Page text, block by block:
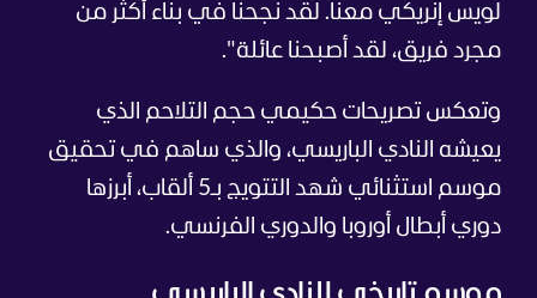
لويس إنريكي معنا. لقد نجحنا في بناء أكثر من
مجرد فريق، لقد أصبحنا عائلة".
وتعكس تصريحات حكيمي حجم التلاحم الذي
يعيشه النادي الباريسي، والذي ساهم في تحقيق
موسم استثنائي شهد التتويج بـ5 ألقاب، أبرزها
دوري أبطال أوروبا والدوري الفرنسي.